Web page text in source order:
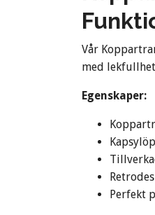
Vår
med
Egenskaper:
Perfekt